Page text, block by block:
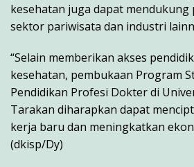
kesehatan juga dapat mendukung
sektor pariwisata dan industri
“Selain memberikan akses
kesehatan, pembukaan Program
Pendidikan Profesi Dokter di
Tarakan diharapkan dapat
kerja baru dan meningkatkan
(dkisp/Dy)